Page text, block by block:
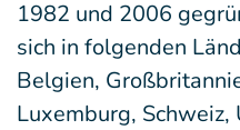
1982 und 2006
sich in folgenden
Belgien,
Luxemburg, Schweiz,